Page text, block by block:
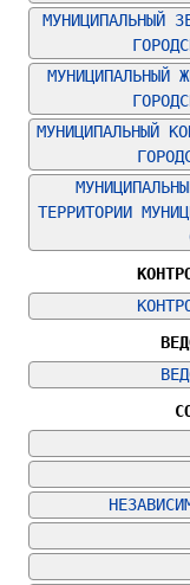
МУНИЦИПАЛЬНЫЙ
МУНИЦИПАЛЬНЫЙ
МУНИЦИПАЛЬНЫЙ
ТЕРРИТОРИИ